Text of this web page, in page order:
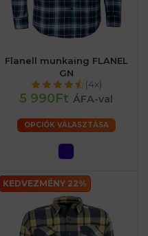
Flanell munkaing FLANEL
GN
(4x)
5 990Ft ÁFA-val
OPCIÓK VÁLASZTÁSA
KEDVEZMÉNY 22%